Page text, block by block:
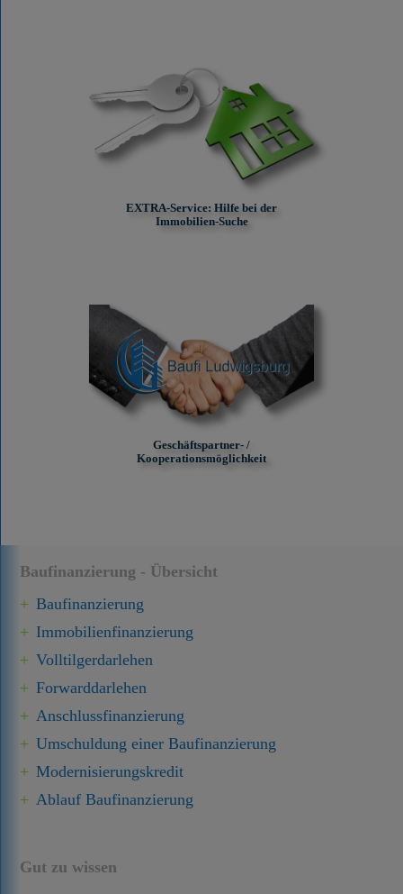
Baufinanzierung - Übersicht
Baufinanzierung
Immobilien­finanzierung
Volltilgerdarlehen
Forward­darlehen
Anschluss­finanzierung
Umschuldung einer Baufinanzierung
Modernisierungskredit
Ablauf Baufinanzierung
Gut zu wissen
EXTRA-Service: Hilfe bei der
Immobilien-Suche
Geschäftspartner- /
Kooperationsmöglichkeit